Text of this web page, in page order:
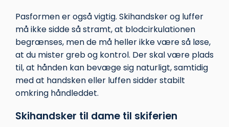
Pasformen er også vigtig. Skihandsker og luffer
må ikke sidde så stramt, at blodcirkulationen
begrænses, men de må heller ikke være så løse,
at du mister greb og kontrol. Der skal være plads
til, at hånden kan bevæge sig naturligt, samtidig
med at handsken eller luffen sidder stabilt
omkring håndleddet.
Skihandsker til dame til skiferien